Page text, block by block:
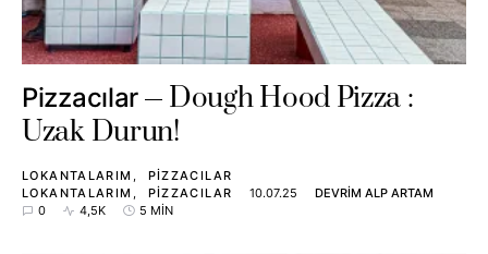
Pizzacılar
Dough Hood Pizza :
Uzak Durun!
LOKANTALARIM
PIZZACILAR
LOKANTALARIM
PIZZACILAR 10.07.25
DEVRIM ALP ARTAM
0
4,5K 5 MIN